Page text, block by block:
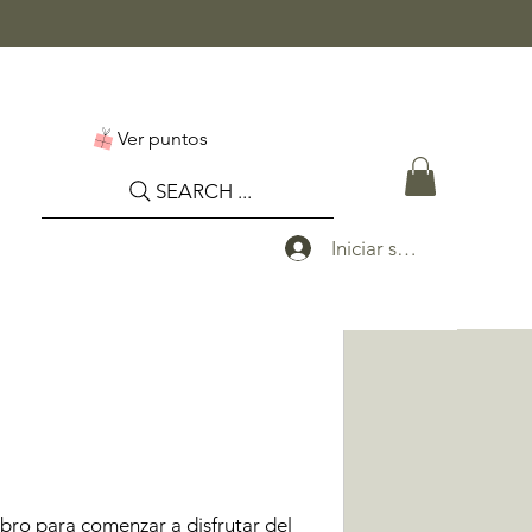
Ver puntos
SEARCH ...
Iniciar sesión
para comenzar a disfrutar del